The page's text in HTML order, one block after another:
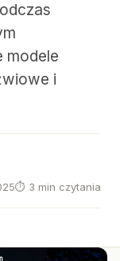
modele
i
⏱ 3 min czytania